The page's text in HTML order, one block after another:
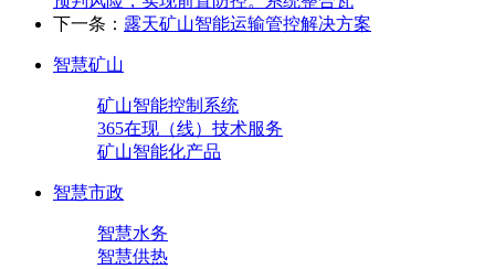
下一条： 露天矿山智能运输管控解决方案
智慧矿山
矿山智能控制系统
365在现（线）技术服务
矿山智能化产品
智慧市政
智慧水务
智慧供热